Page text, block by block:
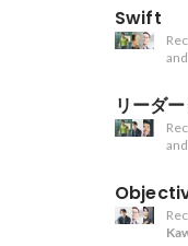
Swift
and
リーダ
and